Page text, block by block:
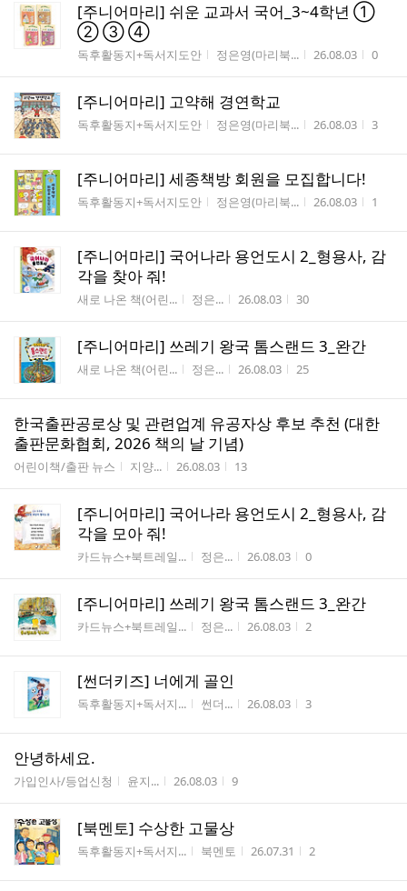
[주니어마리] 쉬운 교과서 국어_3~4학년 ①
② ③ ④
게시판명
독후활동지+독서지도안 작성자
정은영(마리북... 작성시간
26.08.03 조회수
0
[주니어마리] 고약해 경연학교
게시판명
독후활동지+독서지도안 작성자
정은영(마리북... 작성시간
26.08.03 조회수
3
[주니어마리] 세종책방 회원을 모집합니다!
게시판명
독후활동지+독서지도안 작성자
정은영(마리북... 작성시간
26.08.03 조회수
1
[주니어마리] 국어나라 용언도시 2_형용사, 감
각을 찾아 줘!
게시판명
새로 나온 책(어린... 작성자
정은... 작성시간
26.08.03 조회수
30
[주니어마리] 쓰레기 왕국 톰스랜드 3_완간
게시판명
새로 나온 책(어린... 작성자
정은... 작성시간
26.08.03 조회수
25
한국출판공로상 및 관련업계 유공자상 후보 추천 (대한
출판문화협회, 2026 책의 날 기념)
게시판명
어린이책/출판 뉴스 작성자
지양... 작성시간
26.08.03 조회수
13
[주니어마리] 국어나라 용언도시 2_형용사, 감
각을 모아 줘!
게시판명
카드뉴스+북트레일... 작성자
정은... 작성시간
26.08.03 조회수
0
[주니어마리] 쓰레기 왕국 톰스랜드 3_완간
게시판명
카드뉴스+북트레일... 작성자
정은... 작성시간
26.08.03 조회수
2
[썬더키즈] 너에게 골인
게시판명
독후활동지+독서지... 작성자
썬더... 작성시간
26.08.03 조회수
3
안녕하세요.
게시판명
가입인사/등업신청 작성자
윤지... 작성시간
26.08.03 조회수
9
[북멘토] 수상한 고물상
게시판명
독후활동지+독서지... 작성자
북멘토 작성시간
26.07.31 조회수
2